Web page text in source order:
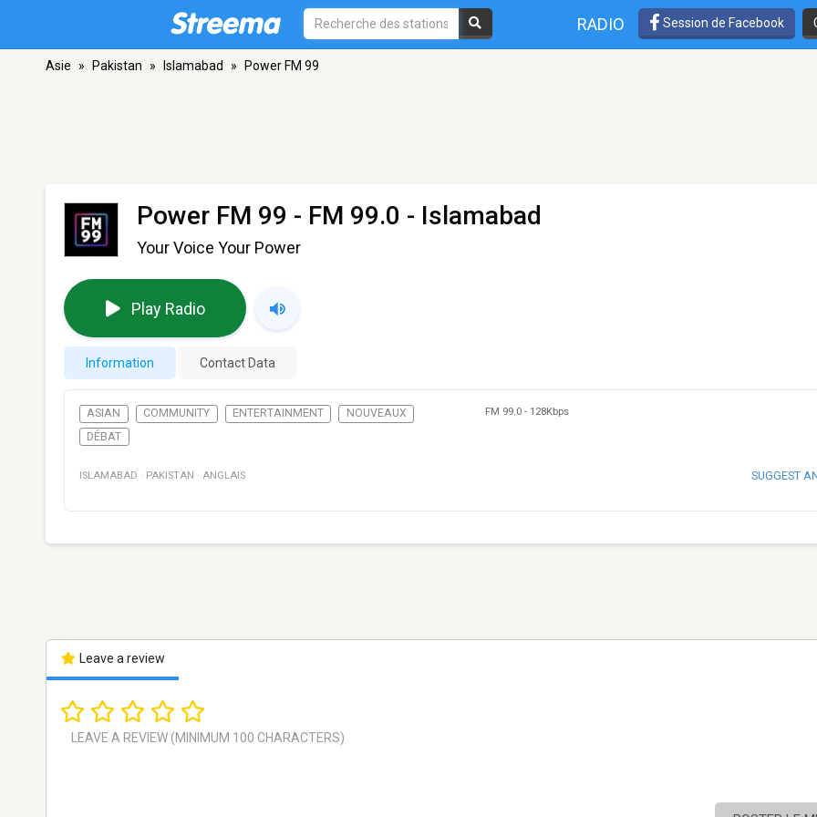
RADIO Session de Facebook
Asie » Pakistan » Islamabad » Power FM 99
Power FM 99 - FM 99.0 - Islamabad
Your Voice Your Power
Play Radio
Information Contact Data
ASIAN COMMUNITY ENTERTAINMENT
NOUVEAUX
DÉBAT
FM 99.0 - 128Kbps
ISLAMABAD · PAKISTAN · ANGLAIS SUGGEST
Leave a review